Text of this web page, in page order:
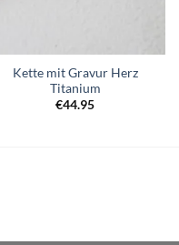
Kette mit Gravur Herz
Titanium
€44.95